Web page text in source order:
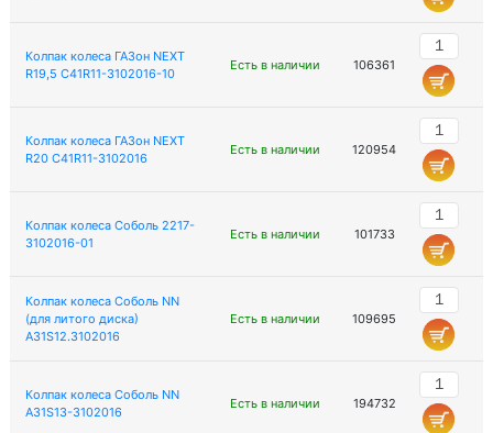
Колпак колеса ГАЗон NEXT
R19,5 C41R11-3102016-10
Есть в наличии 106361
Колпак колеса ГАЗон NEXT
R20 C41R11-3102016
Есть в наличии 120954
Колпак колеса Соболь 2217-
3102016-01
Есть в наличии 101733
Колпак колеса Соболь NN
(для литого диска)
A31S12.3102016
Есть в наличии 109695
Колпак колеса Соболь NN
A31S13-3102016
Есть в наличии 194732